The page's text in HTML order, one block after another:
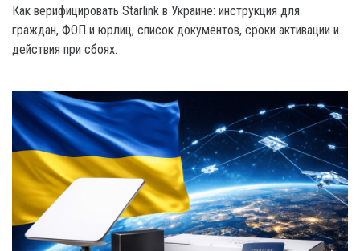
Как верифицировать Starlink в Украине: инструкция для
граждан, ФОП и юрлиц, список документов, сроки активации и
действия при сбоях.